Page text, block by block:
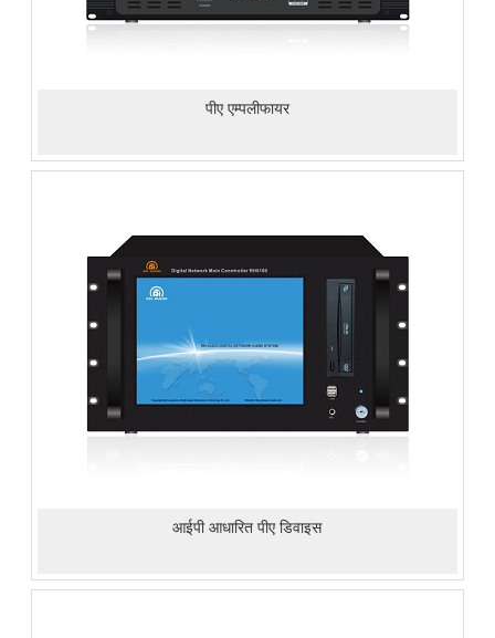
पीए एम्पलीफायर
आईपी ​​आधारित पीए डिवाइस